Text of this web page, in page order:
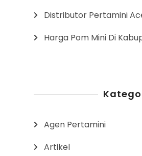
Distributor Pertamini
Harga Pom Mini Di
Agen Pertamini
Artikel